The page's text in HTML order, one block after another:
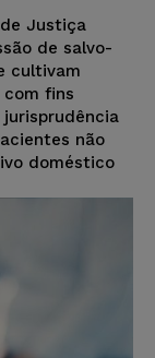
Justiça
de salvo-
cultivam
fins
não
doméstico